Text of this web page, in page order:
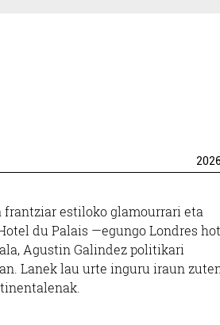
frantziar estiloko glamourrari eta
du Palais —egungo Londres
Agustin Galindez politikari
Lanek lau urte inguru iraun